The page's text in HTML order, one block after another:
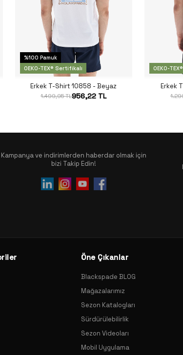
%100 Pamuk
OEKO-TEX® Sertifikalı
Erkek T-Shirt 10858 - Beyaz
1.499,95 TL956,22 TL
OEKO-
Erkek
Kampanya ve indirimlerden haberdar olmak için
bizi Takip Edin!
Öne Çıkanlar
Blackspade BLOG
Mağazalarımız
Sezon Katalogları
Sürdürülebilirlik
Sezon Videoları
Mobil Uygulama